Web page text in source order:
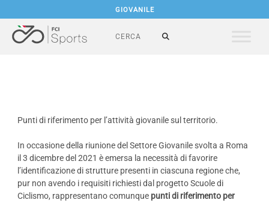
GIOVANILE
Punti di riferimento per l’attività giovanile sul territorio.
In occasione della riunione del Settore Giovanile svolta a Roma
il 3 dicembre del 2021 è emersa la necessità di favorire
l’identificazione di strutture presenti in ciascuna regione che,
pur non avendo i requisiti richiesti dal progetto Scuole di
Ciclismo, rappresentano comunquepunti di riferimento per